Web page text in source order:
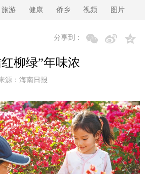
旅游 健康 侨乡 视频 图片
分享到：
柳绿”年味浓
源： 海南日报